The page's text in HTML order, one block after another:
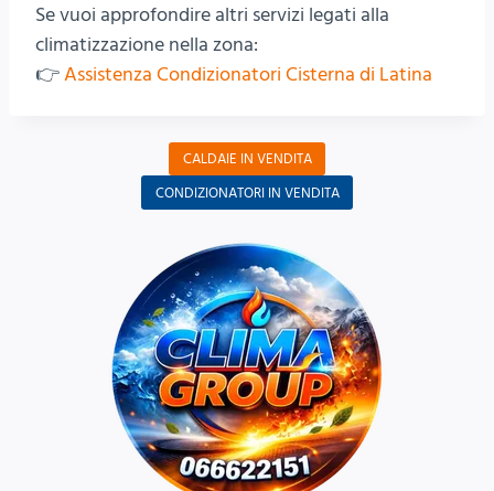
Se vuoi approfondire altri servizi legati alla
climatizzazione nella zona:
👉Assistenza Condizionatori Cisterna di Latina
CALDAIE IN VENDITA
CONDIZIONATORI IN VENDITA